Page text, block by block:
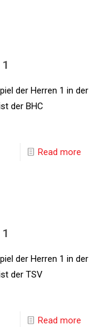
der Herren 1 in der
der BHC
Read more
der Herren 1 in der
der TSV
Read more